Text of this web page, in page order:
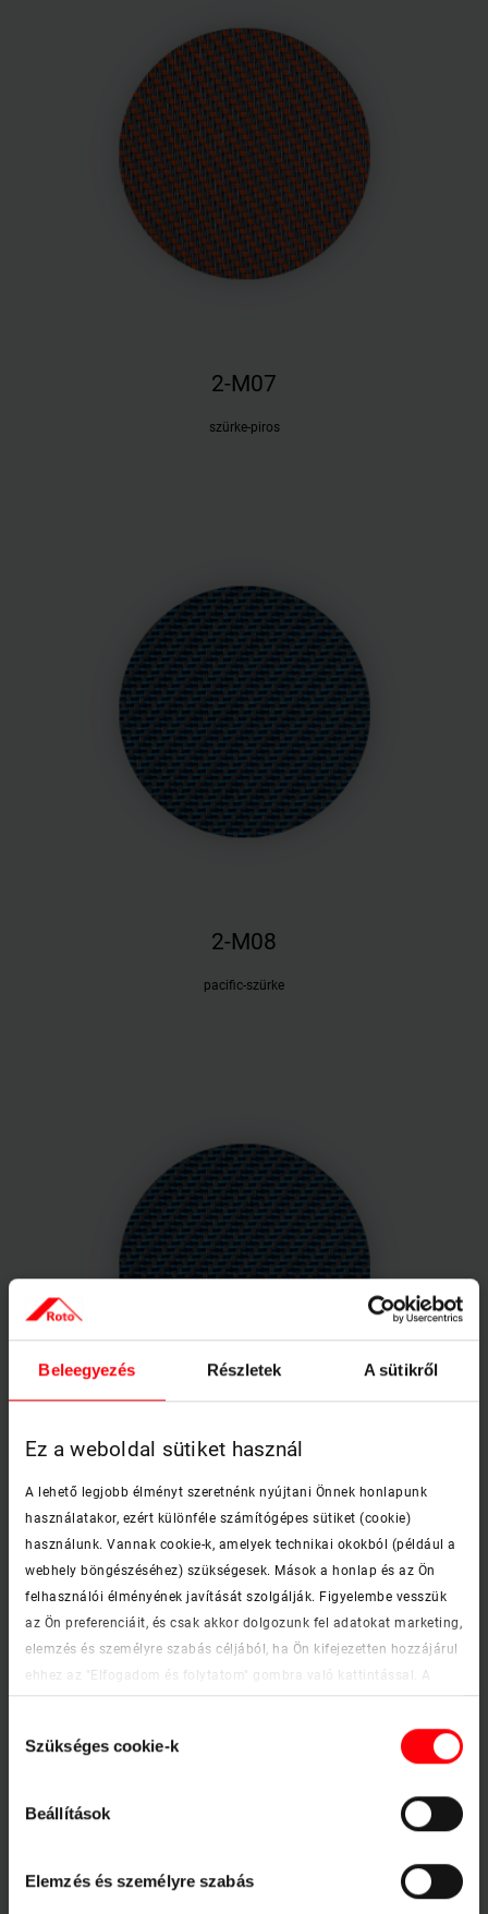
Beleegyezés Részletek A sütikről
Ez a weboldal sütiket használ
A lehető legjobb élményt szeretnénk nyújtani Önnek honlapunk
használatakor, ezért különféle számítógépes sütiket (cookie)
használunk. Vannak cookie-k, amelyek technikai okokból (például a
webhely böngészéséhez) szükségesek. Mások a honlap és az Ön
felhasználói élményének javítását szolgálják. Figyelembe vesszük
az Ön preferenciáit, és csak akkor dolgozunk fel adatokat marketing,
elemzés és személyre szabás céljából, ha Ön kifejezetten hozzájárul
ehhez az "Elfogadom és folytatom" gombra való kattintással. A
jövőben bármikor visszavonhatja beleegyezését. További
információkat a cookie-król és a testreszabási lehetőségekről a
"Részletek megjelenítése" gombra kattintva találhat.
kiválasztása
Szükséges cookie-k
Beállítások
Elemzés és személyre szabás
2-M07
szürke-piros
2-M08
pacific-szürke
2-M09
pacific-kék